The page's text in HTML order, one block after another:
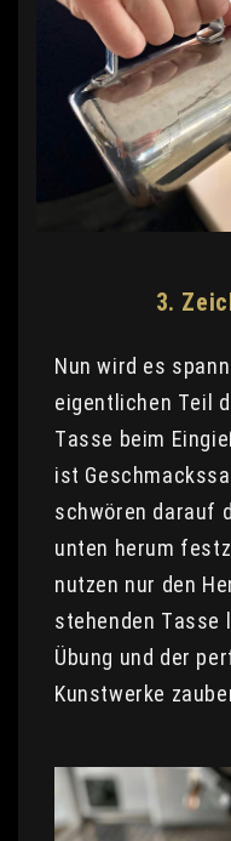
3.
Nun wird es
eigentlichen Teil
Tasse beim
ist
schwören darauf
unten herum
nutzen nur den
stehenden
Übung und der
Kunstwerke